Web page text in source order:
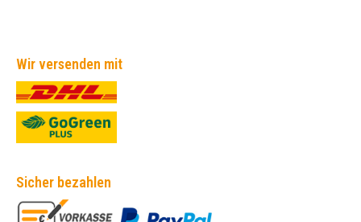
Wir versenden mit
Sicher bezahlen